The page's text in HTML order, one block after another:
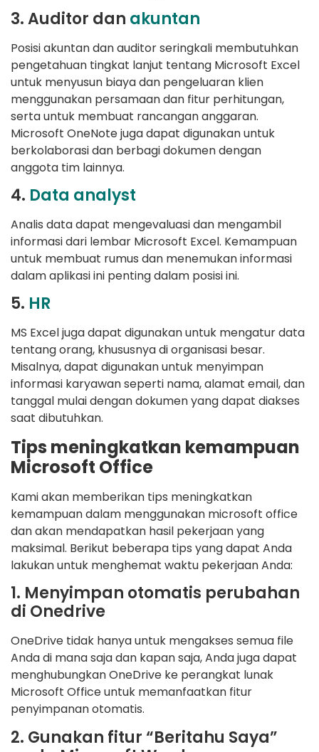
3. Auditor dan akuntan
Posisi akuntan dan auditor seringkali membutuhkan
pengetahuan tingkat lanjut tentang Microsoft Excel
untuk menyusun biaya dan pengeluaran klien
menggunakan persamaan dan fitur perhitungan,
serta untuk membuat rancangan anggaran.
Microsoft OneNote juga dapat digunakan untuk
berkolaborasi dan berbagi dokumen dengan
anggota tim lainnya.
4. Data analyst
Analis data dapat mengevaluasi dan mengambil
informasi dari lembar Microsoft Excel. Kemampuan
untuk membuat rumus dan menemukan informasi
dalam aplikasi ini penting dalam posisi ini.
5. HR
MS Excel juga dapat digunakan untuk mengatur data
tentang orang, khususnya di organisasi besar.
Misalnya, dapat digunakan untuk menyimpan
informasi karyawan seperti nama, alamat email, dan
tanggal mulai dengan dokumen yang dapat diakses
saat dibutuhkan.
Tips meningkatkan kemampuan
Microsoft Office
Kami akan memberikan tips meningkatkan
kemampuan dalam menggunakan microsoft office
dan akan mendapatkan hasil pekerjaan yang
maksimal. Berikut beberapa tips yang dapat Anda
lakukan untuk menghemat waktu pekerjaan Anda:
1. Menyimpan otomatis perubahan
di Onedrive
OneDrive tidak hanya untuk mengakses semua file
Anda di mana saja dan kapan saja, Anda juga dapat
menghubungkan OneDrive ke perangkat lunak
Microsoft Office untuk memanfaatkan fitur
penyimpanan otomatis.
2. Gunakan fitur “Beritahu Saya”